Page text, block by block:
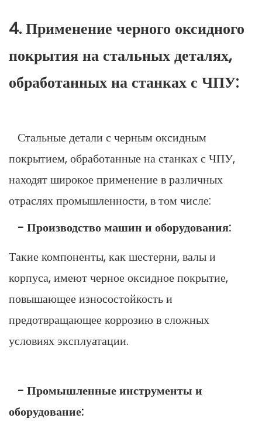
4. Применение черного оксидного
покрытия на стальных деталях,
обработанных на станках с ЧПУ:
Стальные детали с черным оксидным
покрытием, обработанные на станках с ЧПУ,
находят широкое применение в различных
отраслях промышленности, в том числе:
- Производство машин и оборудования:
Такие компоненты, как шестерни, валы и
корпуса, имеют черное оксидное покрытие,
повышающее износостойкость и
предотвращающее коррозию в сложных
условиях эксплуатации.
- Промышленные инструменты и
оборудование: